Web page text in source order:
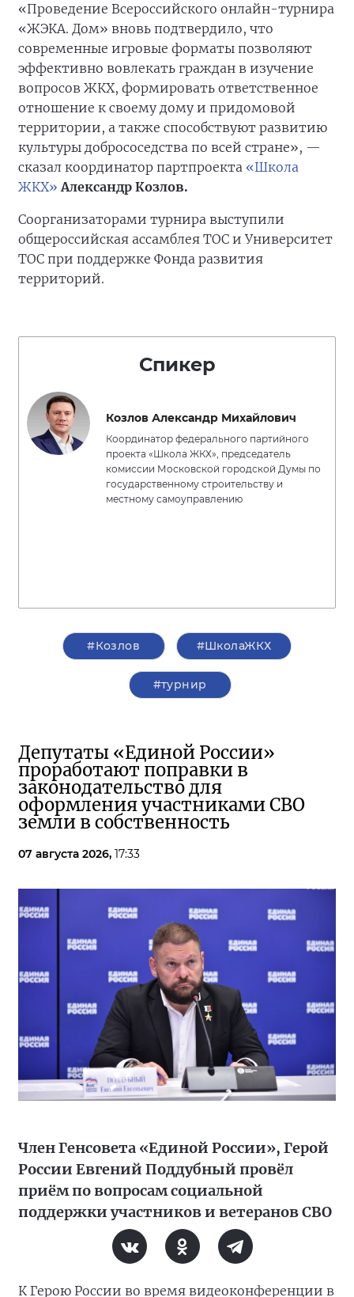
«Проведение Всероссийского онлайн-турнира
«ЖЭКА. Дом» вновь подтвердило, что
современные игровые форматы позволяют
эффективно вовлекать граждан в изучение
вопросов ЖКХ, формировать ответственное
отношение к своему дому и придомовой
территории, а также способствуют развитию
культуры добрососедства по всей стране», —
сказал координатор партпроекта «Школа
ЖКХ» Александр Козлов.
Соорганизаторами турнира выступили
общероссийская ассамблея ТОС и Университет
ТОС при поддержке Фонда развития
территорий.
Спикер
Козлов Александр Михайлович
Координатор федерального партийного
проекта «Школа ЖКХ», председатель
комиссии Московской городской Думы по
государственному строительству и
местному самоуправлению
#Козлов #ШколаЖКХ
#турнир
Депутаты «Единой России»
проработают поправки в
законодательство для
оформления участниками СВО
земли в собственность
07 августа 2026, 17:33
Член Генсовета «Единой России», Герой
России Евгений Поддубный провёл
приём по вопросам социальной
поддержки участников и ветеранов СВО
К Герою России во время видеоконференции в